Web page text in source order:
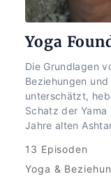
Yoga
Die Grundlagen
Beziehungen
unterschätzt,
Schatz der
Jahre alten
13 Episoden
Yoga &